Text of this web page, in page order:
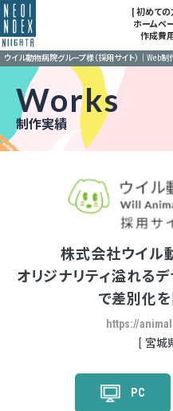
[ 初めての
ホームペ
作成費用
ウイル動物病院グループ様（採用サイト）｜Web
Works
制作実績
株式会社ウイル
オリジナリティ溢れる
で差別化
https://
宮城
PC